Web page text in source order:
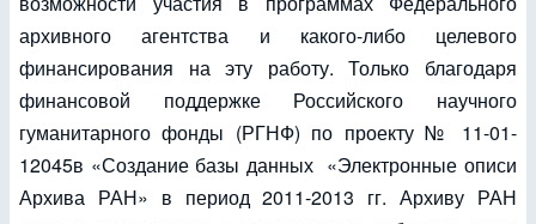
архивного агентства и какого-либо целевого
финансирования на эту работу. Только благодаря
финансовой поддержке Российского научного
гуманитарного фонды (РГНФ) по проекту № 11-01-
12045в «Создание базы данных «Электронные описи
Архива РАН» в период 2011-2013 гг. Архиву РАН